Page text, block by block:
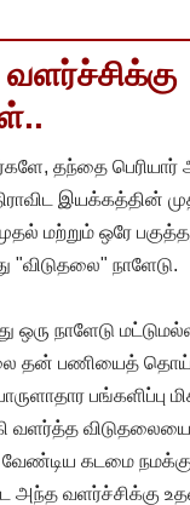
தந்தை பெரியார்
இயக்கத்தின்
மற்றும் ஒரே
"விடுதலை" நாளேடு.
ஒரு நாளேடு
தன் பணியைத்
பங்களிப்பு
வளர்த்த விடுதலையை
கடமை நமக்கு
வளர்ச்சிக்கு